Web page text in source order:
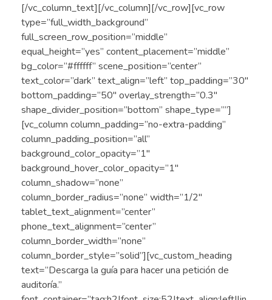
[/vc_column_text][/vc_column][/vc_row][vc_row
type=”full_width_background”
full_screen_row_position=”middle”
equal_height=”yes” content_placement=”middle”
bg_color=”#ffffff” scene_position=”center”
text_color=”dark” text_align=”left” top_padding=”30″
bottom_padding=”50″ overlay_strength=”0.3″
shape_divider_position=”bottom” shape_type=””]
[vc_column column_padding=”no-extra-padding”
column_padding_position=”all”
background_color_opacity=”1″
background_hover_color_opacity=”1″
column_shadow=”none”
column_border_radius=”none” width=”1/2″
tablet_text_alignment=”center”
phone_text_alignment=”center”
column_border_width=”none”
column_border_style=”solid”][vc_custom_heading
text=”Descarga la guía para hacer una petición de
auditoría.”